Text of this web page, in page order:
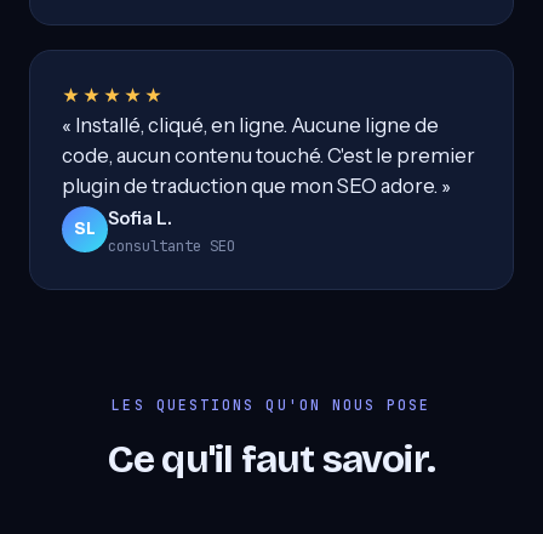
★★★★★
« Installé, cliqué, en ligne. Aucune ligne de
code, aucun contenu touché. C'est le premier
plugin de traduction que mon SEO adore. »
SL Sofia L.
consultante SEO
LES QUESTIONS QU'ON NOUS POSE
Ce qu'il faut savoir.